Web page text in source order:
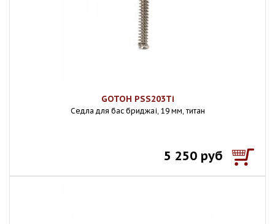
GOTOH PSS203Ti
Седла для бас бриджаi, 19 мм, титан
5 250 руб